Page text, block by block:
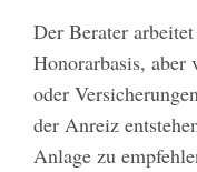
Der Berater
Honorarbasis,
oder
der Anreiz
Anlage zu